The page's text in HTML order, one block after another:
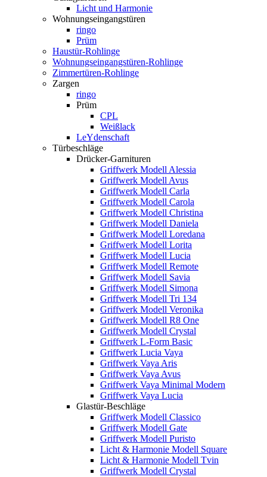
Licht und Harmonie
Wohnungseingangstüren
ringo
Prüm
Haustür-Rohlinge
Wohnungseingangstüren-Rohlinge
Zimmertüren-Rohlinge
Zargen
ringo
Prüm
CPL
Weißlack
LeYdenschaft
Türbeschläge
Drücker-Garnituren
Griffwerk Modell Alessia
Griffwerk Modell Avus
Griffwerk Modell Carla
Griffwerk Modell Carola
Griffwerk Modell Christina
Griffwerk Modell Daniela
Griffwerk Modell Loredana
Griffwerk Modell Lorita
Griffwerk Modell Lucia
Griffwerk Modell Remote
Griffwerk Modell Savia
Griffwerk Modell Simona
Griffwerk Modell Tri 134
Griffwerk Modell Veronika
Griffwerk Modell R8 One
Griffwerk Modell Crystal
Griffwerk L-Form Basic
Griffwerk Lucia Vaya
Griffwerk Vaya Aris
Griffwerk Vaya Avus
Griffwerk Vaya Minimal Modern
Griffwerk Vaya Lucia
Glastür-Beschläge
Griffwerk Modell Classico
Griffwerk Modell Gate
Griffwerk Modell Puristo
Licht & Harmonie Modell Square
Licht & Harmonie Modell Tvin
Griffwerk Modell Crystal